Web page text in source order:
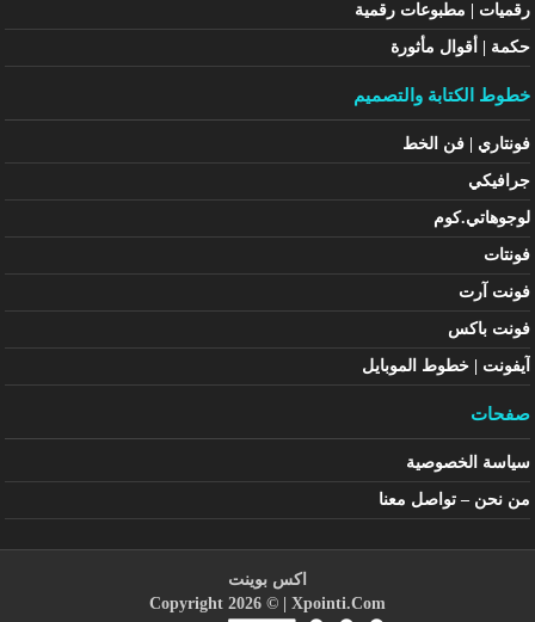
رقميات | مطبوعات رقمية
حكمة | أقوال مأثورة
خطوط الكتابة والتصميم
فونتاري | فن الخط
جرافيكي
لوجوهاتي.كوم
فونتات
فونت آرت
فونت باكس
آيفونت | خطوط الموبايل
صفحات
سياسة الخصوصية
من نحن – تواصل معنا
اكس بوينت
Copyright 2026 © | Xpointi.Com